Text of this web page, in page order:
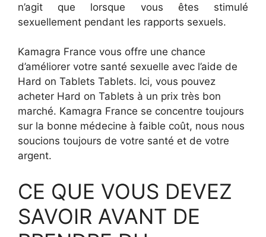
n’agit que lorsque vous êtes stimulé
sexuellement pendant les rapports sexuels.
Kamagra France vous offre une chance
d’améliorer votre santé sexuelle avec l’aide de
Hard on Tablets Tablets. Ici, vous pouvez
acheter Hard on Tablets à un prix très bon
marché. Kamagra France se concentre toujours
sur la bonne médecine à faible coût, nous nous
soucions toujours de votre santé et de votre
argent.
CE QUE VOUS DEVEZ
SAVOIR AVANT DE